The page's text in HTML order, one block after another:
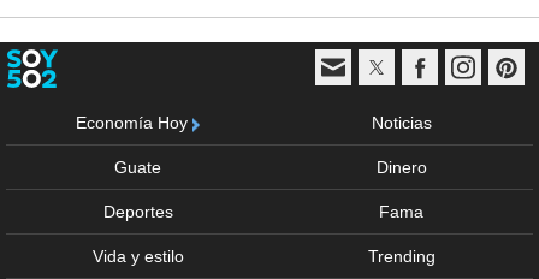
Economía Hoy Noticias
Guate Dinero
Deportes Fama
Vida y estilo Trending